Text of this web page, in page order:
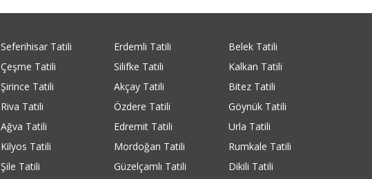
Seferihisar Tatili
Çeşme Tatili
Şirince Tatili
Riva Tatili
Ağva Tatili
Kilyos Tatili
Şile Tatili
Erdemli Tatili
Silifke Tatili
Akçay Tatili
Özdere Tatili
Edremit Tatili
Mordoğan Tatili
Güzelçamlı Tatili
Belek Tatili
Kalkan Tatili
Bitez Tatili
Göynük Tatili
Urla Tatili
Rumkale Tatili
Dikili Tatili